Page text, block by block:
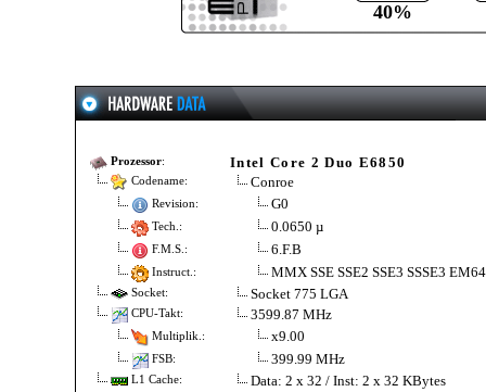
40%
Prozessor: Intel Core 2 Duo E6850
Codename: Conroe
Revision: G0
Tech.: 0.0650 µ
F.M.S.: 6.F.B
Instruct.: MMX SSE SSE2 SSE3 SSSE3
Socket: Socket 775 LGA
CPU-Takt: 3599.87 MHz
Multiplik.: x9.00
FSB: 399.99 MHz
L1 Cache: Data: 2 x 32 / Inst: 2 x 32 KBytes